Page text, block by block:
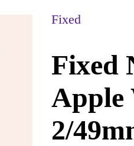
Fixed
Fixed
Apple
2/